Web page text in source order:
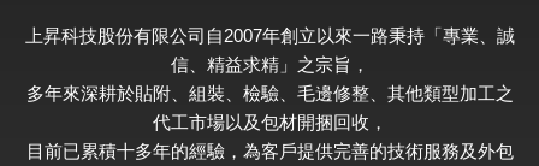
上昇科技股份有限公司自2007年創立以來一路秉持「專業、誠
信、精益求精」之宗旨，
多年來深耕於貼附、組裝、檢驗、毛邊修整、其他類型加工之
代工市場以及包材開捆回收，
目前已累積十多年的經驗，為客戶提供完善的技術服務及外包